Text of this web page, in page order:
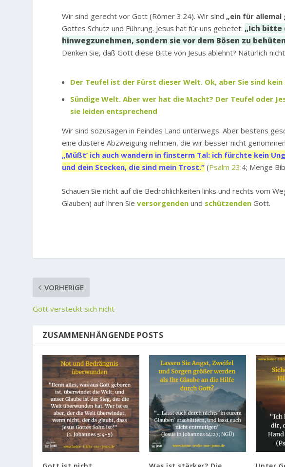
Wir sind gerecht vor Gott (Römer 3:24). Wir sind „ein für allemal
Gottes Schutz und Führung. Jesus hat für uns gebetet:„Ich bitte
hinwegzunehmen, sondern sie vor dem Bösen zu
Denken Sie, daß Gott diese Bitte von Jesus ablehnt? Natürlich
Der Teufel ist der Fürst dieser Welt. Ok, aber Sie sind
Sündige Welt. Aber wer hat die Macht? Der Teufel oder
sie leiden entsprechend
Wir sind sozusagen in Feindes Land unterwegs. Aber bestens
eine düstere Abzweigung nehmen, die wir besser nicht
„Müßt’ ich auch wandern in finsterm Tal: ich fürchte kein
und dein Stecken, die sind mein Trost.“ (Psalm 23:4; Menge
Schauen Sie nicht auf die Bedrohlichkeiten links und rechts vom
Glauben) auf Ihren Sieversorgenden und schützenden Gott.
VORHERIGE
Gott versteckt sich nicht
ZUSAMMENHÄNGENDE POSTS